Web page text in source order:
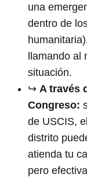
una
dentro de
llamando al
situación.
↪️ A través
Congreso:
de USCIS,
distrito
atienda tu
pero